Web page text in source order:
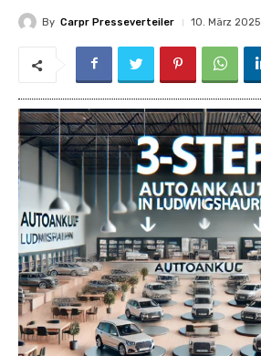
By Carpr Presseverteiler 10. März 2025